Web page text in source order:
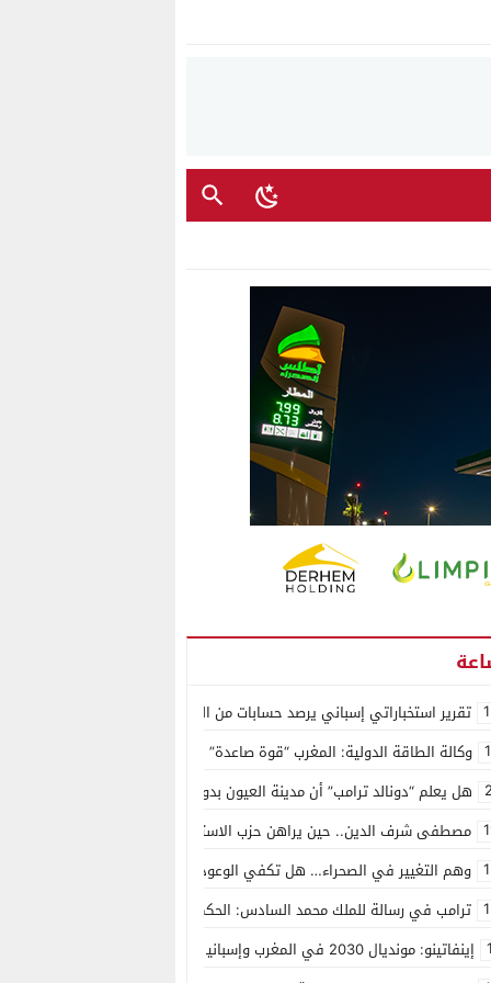
تقرير استخباراتي إسباني يرصد حسابات من الجزائر وأرقاما بـ”213+” ضمن حملة رقمية منظمة حرّضت على اقتحام سبتة
وكالة الطاقة الدولية: المغرب “قوة صاعدة” في سوق المعادن الاستراتيجية
هل يعلم “دونالد ترامب” أن مدينة العيون بدون ماء؟
مصطفى شرف الدين.. حين يراهن حزب الاستقلال على الكفاءة ويمنح الشباب
وهم التغيير في الصحراء… هل تكفي الوعود الفارغة لصناعة الواقع؟
ترامب في رسالة للملك محمد السادس: الحكم الذاتي هو الأساس الوحيد لحل
إينفاتينو: مونديال 2030 في المغرب وإسبانيا والبرتغال سيكون “الأجمل في التاريخ”